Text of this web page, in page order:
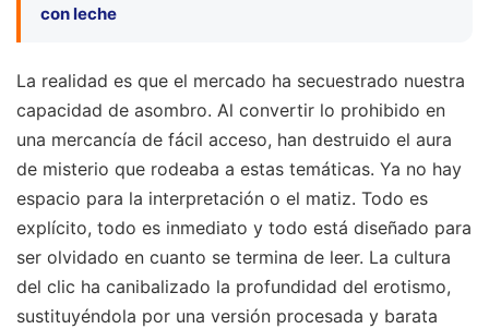
con leche
La realidad es que el mercado ha secuestrado nuestra
capacidad de asombro. Al convertir lo prohibido en
una mercancía de fácil acceso, han destruido el aura
de misterio que rodeaba a estas temáticas. Ya no hay
espacio para la interpretación o el matiz. Todo es
explícito, todo es inmediato y todo está diseñado para
ser olvidado en cuanto se termina de leer. La cultura
del clic ha canibalizado la profundidad del erotismo,
sustituyéndola por una versión procesada y barata